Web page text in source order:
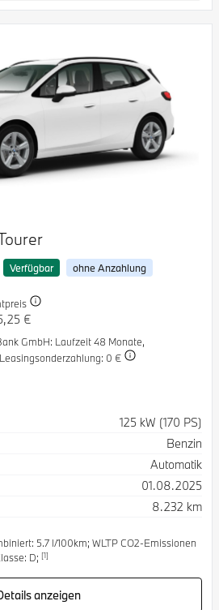
Verfügbar ohne Anzahlung
€
GmbH: Laufzeit 48 Monate,
Leasingsonderzahlung: 0 €
125 kW (170 PS)
Benzin
Automatik
01.08.2025
8.232 km
5.7 l/100km; WLTP CO2-Emissionen
D; [1]
anzeigen